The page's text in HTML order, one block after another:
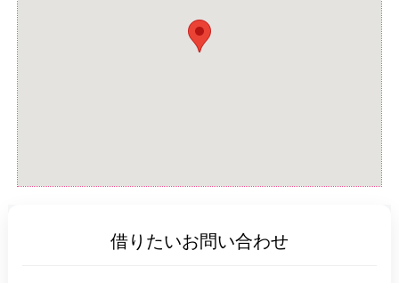
借りたいお問い合わせ